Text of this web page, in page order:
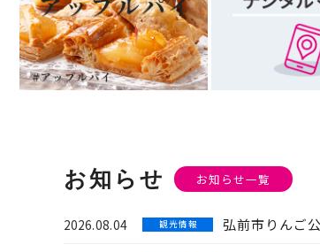
お知らせ お知らせ一覧
2026.08.04 観 光 情 報 弘前市りんご